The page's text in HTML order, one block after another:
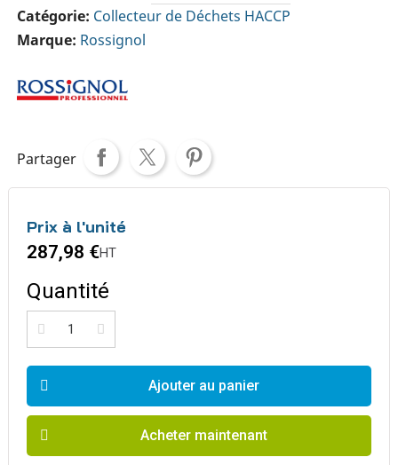
Catégorie Collecteur de Déchets HACCP
Marque Rossignol
Partager
Prix à l'unité
287,98 €HT
Quantité
Ajouter au panier
Acheter maintenant